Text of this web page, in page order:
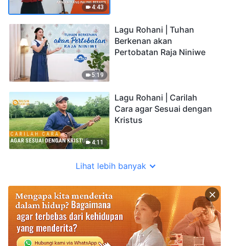
4:43
5:19
Lagu Rohani | Tuhan
Berkenan akan
Pertobatan Raja Niniwe
4:11
Lagu Rohani | Carilah
Cara agar Sesuai dengan
Kristus
Lihat lebih banyak